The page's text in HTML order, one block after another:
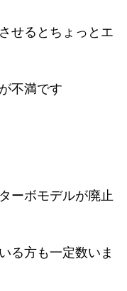
せるとちょっとエ
不満です
ーボモデルが廃止
る方も一定数いま